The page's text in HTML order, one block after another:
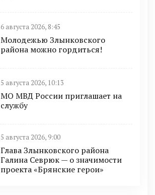
6 августа 2026, 8:45
Молодежью Злынковского
района можно гордиться!
5 августа 2026, 10:13
МО МВД России приглашает на
службу
5 августа 2026, 9:00
Глава Злынковского района
Галина Севрюк — о значимости
проекта «Брянские герои»